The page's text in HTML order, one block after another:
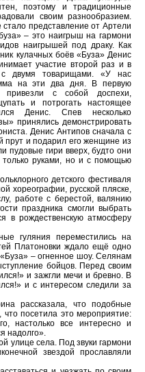
поэтому и традиционные
своим разнообразием.
представление от Артели
– это наигрыш на гармони
наигрышей под драку. Как
кулачных боёв «Буза» Денис
участие второй раз и в
двумя товарищами. «У нас
на эти два дня. В первую
привезли с собой доспехи,
и потрогать настоящее
Денис. Спев несколько
принялись демонстрировать
Денис Антипов сначала с
прут и подарил его женщине из
пудовые гири вверх, будто они
руками, но и с помощью
детского фестиваля
хореографии, русской пляске,
работе с берестой, валянию
праздника смогли выбрать
в рождественскую атмосферу
гуляния переместились на
Платоновки ждало ещё одно
– огненное шоу. Селянам
бойцов. Перед своим
и зажгли мечи и бревно. В
и с интересом следили за
рассказала, что подобные
посетила это мероприятие:
настолько все интересно и
надолго».
улице села. Под звуки гармони
звездой прославляли